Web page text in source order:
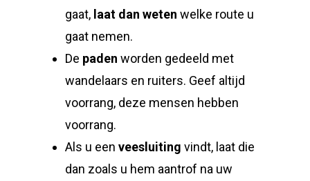
gaat, laat dan weten welke route u
gaat nemen.
De paden worden gedeeld met
wandelaars en ruiters. Geef altijd
voorrang, deze mensen hebben
voorrang.
Als u een veesluiting vindt, laat die
dan zoals u hem aantrof na uw